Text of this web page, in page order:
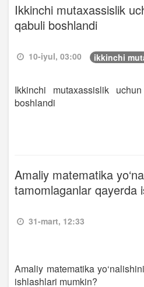
Ikkinchi mutaxassislik
qabuli boshlandi
10-iyul, 03:00 ikkinchi
Ikkinchi mutaxassislik
boshlandi
Amaliy matematika
tamomlaganlar qayerda
31-mart, 12:33
Amaliy matematika
ishlashlari mumkin?